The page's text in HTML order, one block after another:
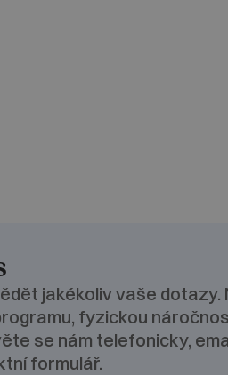
jakékoliv vaše dotazy.
fyzickou
se nám telefonicky,
formulář.